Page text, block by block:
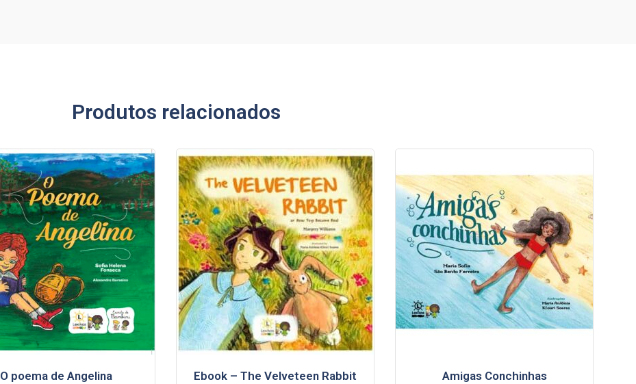
Produtos relacionados
O poema de Angelina Ebook – The Velveteen Rabbit Amigas Conchinhas